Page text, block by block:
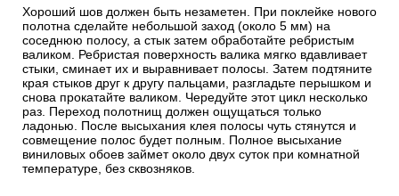
Хороший шов должен быть незаметен. При поклейке нового
полотна сделайте небольшой заход (около 5 мм) на
соседнюю полосу, а стык затем обработайте ребристым
валиком. Ребристая поверхность валика мягко вдавливает
стыки, сминает их и выравнивает полосы. Затем подтяните
края стыков друг к другу пальцами, разгладьте перышком и
снова прокатайте валиком. Чередуйте этот цикл несколько
раз. Переход полотнищ должен ощущаться только
ладонью. После высыхания клея полосы чуть стянутся и
совмещение полос будет полным. Полное высыхание
виниловых обоев займет около двух суток при комнатной
температуре, без сквозняков.